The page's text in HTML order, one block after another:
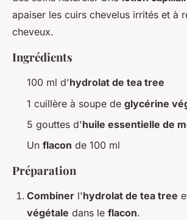
apaiser les cuirs chevelus irrités et à
cheveux.
Ingrédients
100 ml d'hydrolat de tea tree
1 cuillère à soupe de glycérine
5 gouttes d'huile essentielle de
Un flacon de 100 ml
Préparation
Combiner l'hydrolat de tea tree
végétale dans le flacon.